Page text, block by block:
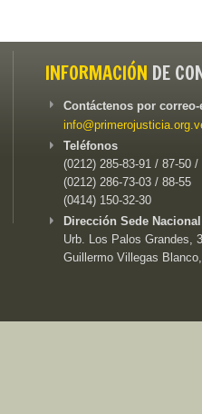
INFORMACIÓN DE
Contáctenos por
Teléfonos
(0212) 285-83-91 / 87-50 /
(0212) 286-73-03 / 88-55
(0414) 150-32-30
Dirección Sede
Urb. Los Palos Grandes,
Guillermo Villegas